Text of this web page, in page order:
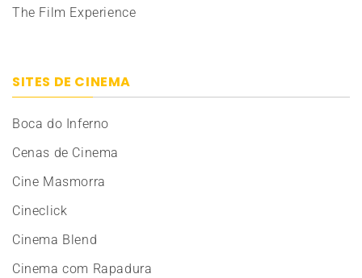
The Film Experience
SITES DE CINEMA
Boca do Inferno
Cenas de Cinema
Cine Masmorra
Cineclick
Cinema Blend
Cinema com Rapadura